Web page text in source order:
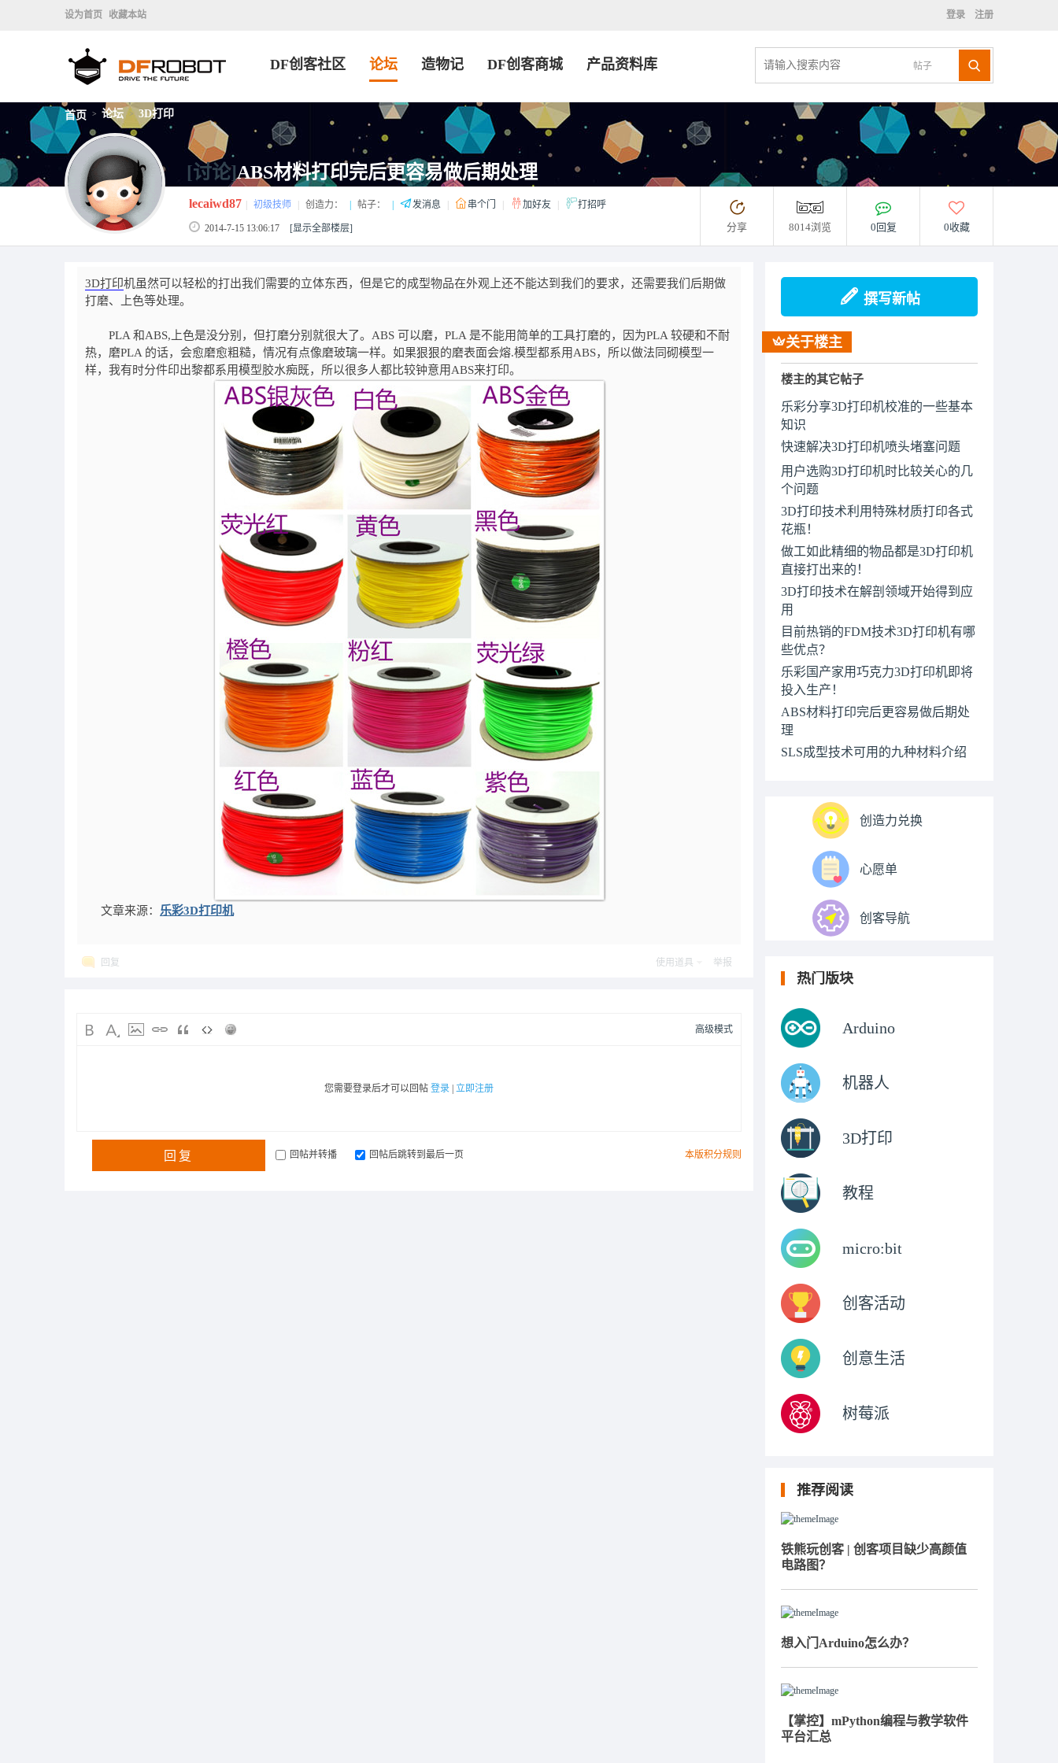
设为首页 收藏本站 登录 注册
帖子
DF创客社区 论坛 造物记 DF创客商城 产品资料库
首页 > 论坛 > 3D打印
[讨论]ABS材料打印完后更容易做后期处理
lecaiwd87 初级技师 创造力： 帖子： 发消息 串个门 加好友 打招呼
2014-7-15 13:06:17 [显示全部楼层] 分享 8014浏览 0回复 0收藏
3D打印机虽然可以轻松的打出我们需要的立体东西，但是它的成型物品在外观上还不能达到我们的要求，还需要我们后期做
打磨、上色等处理。
PLA 和ABS, 上色是没分别，但打磨分别就很大了。 ABS 可以磨， PLA 是不能用简单的工具打磨的，因为PLA 较硬和不耐
热，磨PLA 的话，会愈磨愈粗糙，情况有点像磨玻璃一样。 如果狠狠的磨表面会熔.模型都系用ABS，所以做法同砌模型一
样，我有时分件印出黎都系用模型胶水痴既，所以很多人都比较钟意用ABS来打印。
文章来源： 乐彩3D打印机
回复 使用道具 举报
高级模式
您需要登录后才可以回帖 登录 立即注册
本版积分规则
回复 回帖并转播 回帖后跳转到最后一页
撰写新帖
关于楼主
楼主的其它帖子
乐彩分享3D打印机校准的一些基本
知识
快速解决3D打印机喷头堵塞问题
用户选购3D打印机时比较关心的几
个问题
3D打印技术利用特殊材质打印各式
花瓶！
做工如此精细的物品都是3D打印机
直接打出来的！
3D打印技术在解剖领域开始得到应
用
目前热销的FDM技术3D打印机有哪
些优点？
乐彩国产家用巧克力3D打印机即将
投入生产！
ABS材料打印完后更容易做后期处
理
SLS成型技术可用的九种材料介绍
创造力兑换
心愿单
创客导航
热门版块
Arduino
机器人
3D打印
教程
micro:bit
创客活动
创意生活
树莓派
推荐阅读
铁熊玩创客 | 创客项目缺少高颜值
电路图？
想入门Arduino怎么办？
【掌控】mPython编程与教学软件
平台汇总